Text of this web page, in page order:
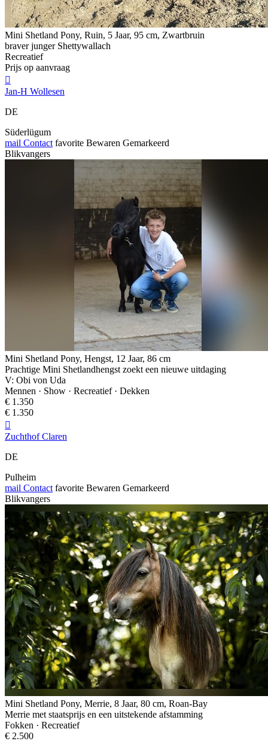
Mini Shetland Pony, Ruin, 5 Jaar, 95 cm, Zwartbruin
braver junger Shettywallach
Recreatief
Prijs op aanvraag

Jan-H Wollesen
DE
Süderlügum
mail Contact favorite Bewaren Gemarkeerd
Blikvangers
Mini Shetland Pony, Hengst, 12 Jaar, 86 cm
Prachtige Mini Shetlandhengst zoekt een nieuwe uitdaging
V: Obi von Uda
Mennen · Show · Recreatief · Dekken
€ 1.350
€ 1.350

Zuchthof Claren
DE
Pulheim
mail Contact favorite Bewaren Gemarkeerd
Blikvangers
Mini Shetland Pony, Merrie, 8 Jaar, 80 cm, Roan-Bay
Merrie met staatsprijs en een uitstekende afstamming
Fokken · Recreatief
€ 2.500